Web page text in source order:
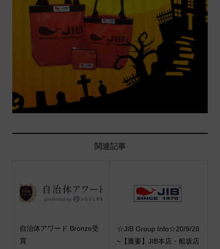
関連記事
自治体アワード Bronze受
賞
☆JIB Group Info☆20/9/28
~【重要】JIB本店・船坂店